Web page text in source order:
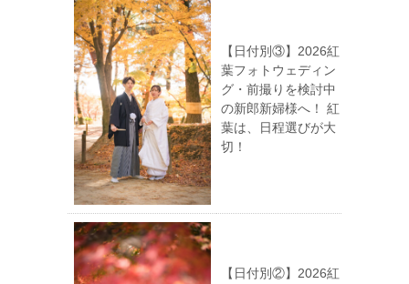
【日付別③】2026紅
葉フォトウェディン
グ・前撮りを検討中
の新郎新婦様へ！ 紅
葉は、日程選びが大
切！
【日付別②】2026紅